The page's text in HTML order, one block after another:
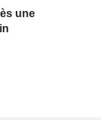
une